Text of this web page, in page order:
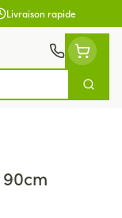
Livraison rapide